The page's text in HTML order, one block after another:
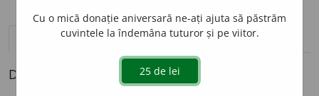
definiții (1) pronunțievolume_up (46)
Definiția cu ID-ul 291569:
Cu o mică donație aniversară ne-ați ajuta să păstrăm
cuvintele la îndemâna tuturor și pe viitor.